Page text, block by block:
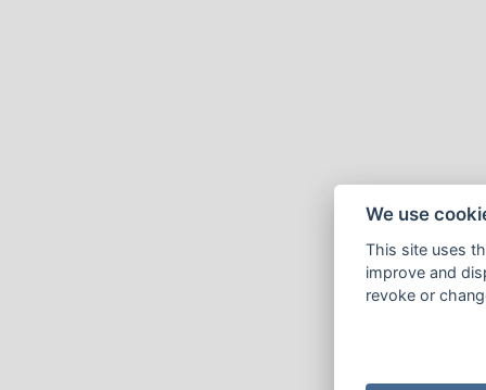
We use
This site uses
improve and
revoke or